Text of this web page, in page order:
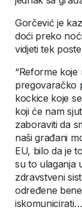
Gorčević je
doći preko
vidjeti tek
“Reforme
pregovaračko
kockice koje
koji će nam
zaboraviti da
naši građani
EU, bilo da je
su to ulaganja
zdravstveni
određene